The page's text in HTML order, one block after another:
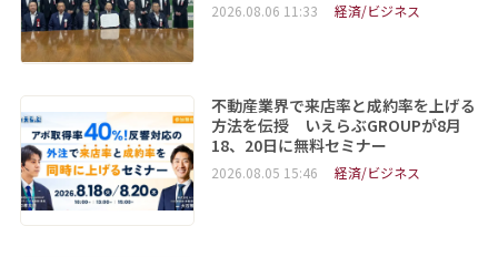
2026.08.06 11:33 経済/ビジネス
不動産業界で来店率と成約率を上げる
方法を伝授 いえらぶGROUPが8月
18、20日に無料セミナー
2026.08.05 15:46 経済/ビジネス